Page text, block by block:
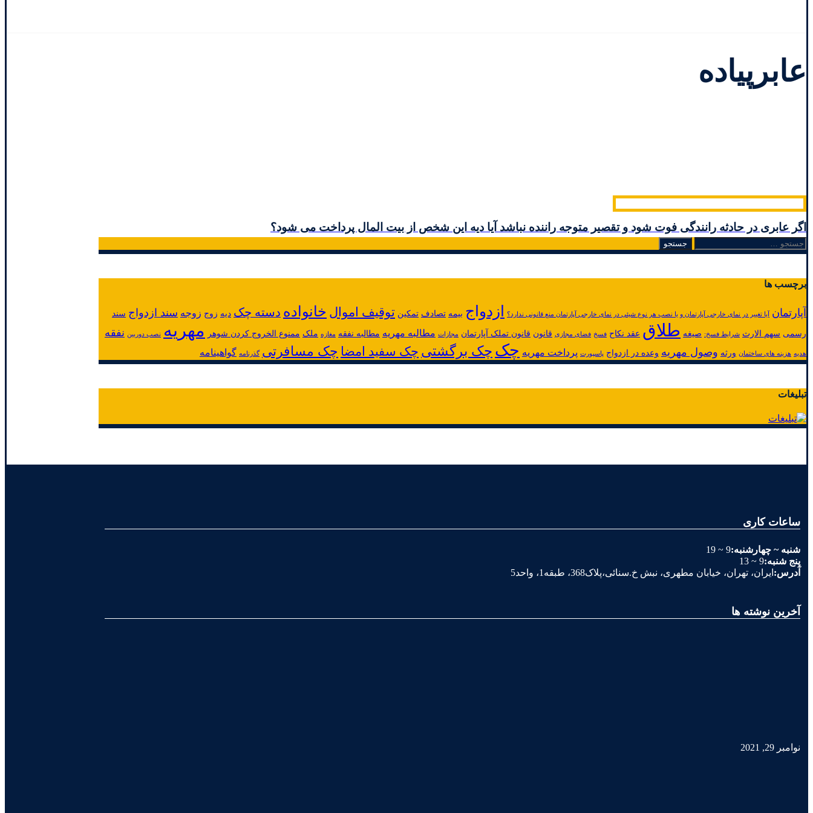
عابرپیاده
اگر عابری در حادثه رانندگی فوت شود و تقصیر متوجه راننده نباشد آیا دیه این شخص از بیت المال پرداخت می شود؟
جستجو
برای:
برچسب ها
آپارتمان آیا تغییر در نمای خارجی آپارتمان و یا نصب هر نوع شیئی در نمای خارجی آپارتمان منع قانونی ندارد؟ ازدواج بیمه تصادف تمکین توقیف اموال خانواده دسته چک دیه زوج زوجه سند ازدواج سند
رسمی سهم الارث شرایط فسخ: صیغه طلاق عقد نکاح فسخ فضای مجازی قانون قانون تملک آپارتمان مجازات مطالبه مهریه مطالبه نفقه مغازه ملک ممنوع الخروج کردن شوهر مهریه نصب دوربین نفقه
هدیه هزینه های ساختمان ورثه وصول مهریه وعده در ازدواج پاسپورت پرداخت مهریه چک چک برگشتی چک سفید امضا چک مسافرتی گذرنامه گواهینامه
تبلیغات
ساعات کاری
شنبه ~ چهارشنبه:9 ~ 19
پنج شنبه:9 ~ 13
آدرس: ایران، تهران، خیابان مطهری، نبش خ.سنائی،پلاک368، طبقه1، واحد5
آخرین نوشته ها
نوامبر 29, 2021